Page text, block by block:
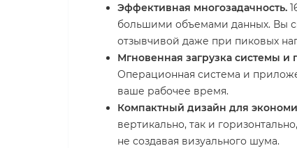
Эффективная многозадачность.
большими объемами данных. Вы
отзывчивой даже при пиковых
Мгновенная загрузка системы и
Операционная система и
ваше рабочее время.
Компактный дизайн для
вертикально, так и
не создавая визуального шума.